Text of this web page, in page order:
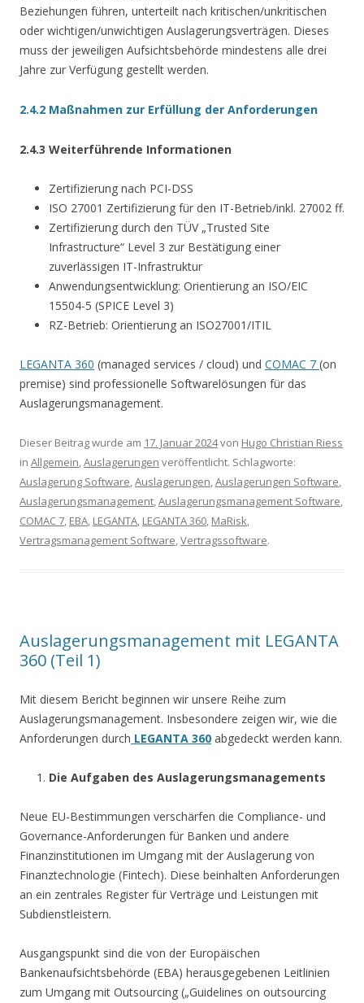
Beziehungen führen, unterteilt nach kritischen/unkritischen
oder wichtigen/unwichtigen Auslagerungsverträgen. Dieses
muss der jeweiligen Aufsichtsbehörde mindestens alle drei
Jahre zur Verfügung gestellt werden.
2.4.2 Maßnahmen zur Erfüllung der Anforderungen
2.4.3 Weiterführende Informationen
Zertifizierung nach PCI-DSS
ISO 27001 Zertifizierung für den IT-Betrieb/inkl. 27002 ff.
Zertifizierung durch den TÜV „Trusted Site
Infrastructure“ Level 3 zur Bestätigung einer
zuverlässigen IT-Infrastruktur
Anwendungsentwicklung: Orientierung an ISO/EIC
15504-5 (SPICE Level 3)
RZ-Betrieb: Orientierung an ISO27001/ITIL
LEGANTA 360 (managed services / cloud) und COMAC 7 (on
premise) sind professionelle Softwarelösungen für das
Auslagerungsmanagement.
Dieser Beitrag wurde am 17. Januar 2024von Hugo Christian Riess
in Allgemein,Auslagerungen veröffentlicht. Schlagworte:
Auslagerung Software,Auslagerungen,Auslagerungen Software,
Auslagerungsmanagement,Auslagerungsmanagement Software,
COMAC 7, EBA, LEGANTA, LEGANTA 360, MaRisk,
Vertragsmanagement Software,Vertragssoftware.
Auslagerungsmanagement mit LEGANTA
360 (Teil 1)
Mit diesem Bericht beginnen wir unsere Reihe zum
Auslagerungsmanagement. Insbesondere zeigen wir, wie die
Anforderungen durch LEGANTA 360 abgedeckt werden kann.
Die Aufgaben des Auslagerungsmanagements
Neue EU-Bestimmungen verschärfen die Compliance- und
Governance-Anforderungen für Banken und andere
Finanzinstitutionen im Umgang mit der Auslagerung von
Finanztechnologie (Fintech). Diese beinhalten Anforderungen
an ein zentrales Register für Verträge und Leistungen mit
Subdienstleistern.
Ausgangspunkt sind die von der Europäischen
Bankenaufsichtsbehörde (EBA) herausgegebenen Leitlinien
zum Umgang mit Outsourcing („Guidelines on outsourcing